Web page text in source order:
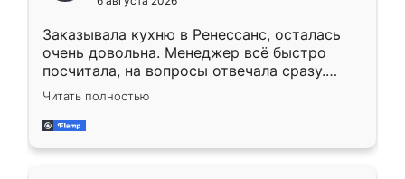
мебели буду заказывать только здесь.
Заказывала кухню в Ренессанс, осталась
очень довольна. Менеджер всё быстро
посчитала, на вопросы отвечала сразу.
Замерщик приехал в субботу, подошёл к
делу со всей ответственностью. Собрали
за день, ребята работали аккуратно, даже
Читать полностью